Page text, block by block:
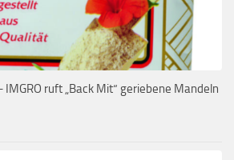
IMGRO ruft „Back Mit“ geriebene Mandeln